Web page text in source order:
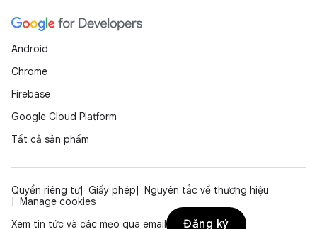
Android
Chrome
Firebase
Google Cloud Platform
Tất cả sản phẩm
Quyền riêng tư Giấy phép
Nguyên tắc về thương hiệu
Manage cookies
Xem tin tức và các mẹo qua email
Đăng ký